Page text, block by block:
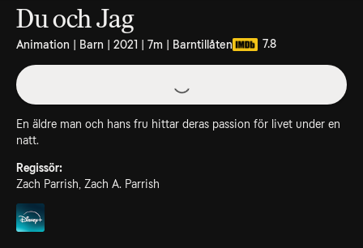
Du och Jag
Animation | Barn | 2021 | 7m | Barntillåten 7.8
En äldre man och hans fru hittar deras passion för livet under en
natt.
Regissör:
Zach Parrish, Zach A. Parrish